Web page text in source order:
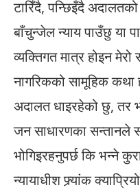
टारिँदै, पन्छिइँदै
बाँचुन्जेल न्याय पाउँछु या
व्यक्तिगत मात्र होइन
नागरिकको सामूहिक कथा
अदालत धाइरहेको छु, तर
जन साधारणका सन्तानले
भोगिइरहनुपर्छ कि भन्ने
न्यायाधीश फ्र्यांक